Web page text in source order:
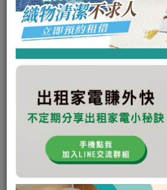
性別: 女
我的評價: 0
取消次數: 0